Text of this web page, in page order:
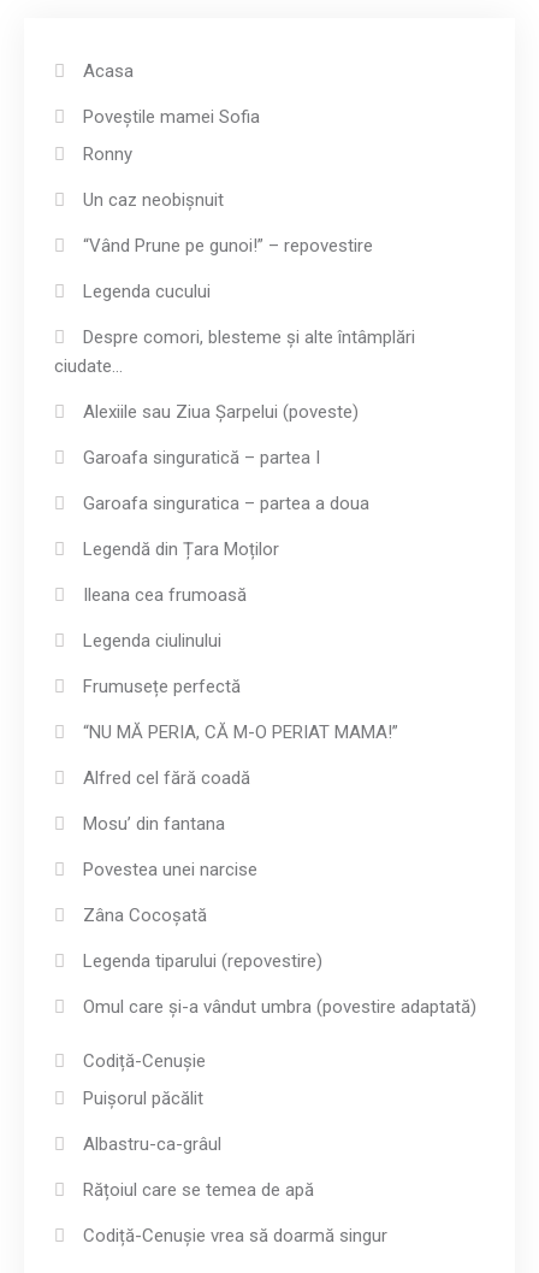
Acasa
Poveștile mamei Sofia
Ronny
Un caz neobișnuit
“Vând Prune pe gunoi!” – repovestire
Legenda cucului
Despre comori, blesteme și alte întâmplări
ciudate…
Alexiile sau Ziua Șarpelui (poveste)
Garoafa singuratică – partea I
Garoafa singuratica – partea a doua
Legendă din Țara Moților
Ileana cea frumoasă
Legenda ciulinului
Frumusețe perfectă
“NU MĂ PERIA, CĂ M-O PERIAT MAMA!”
Alfred cel fără coadă
Mosu’ din fantana
Povestea unei narcise
Zâna Cocoșată
Legenda tiparului (repovestire)
Omul care și-a vândut umbra (povestire adaptată)
Codiță-Cenușie
Puișorul păcălit
Albastru-ca-grâul
Rățoiul care se temea de apă
Codiță-Cenușie vrea să doarmă singur